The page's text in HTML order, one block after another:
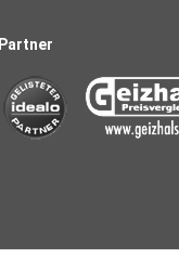
Partner